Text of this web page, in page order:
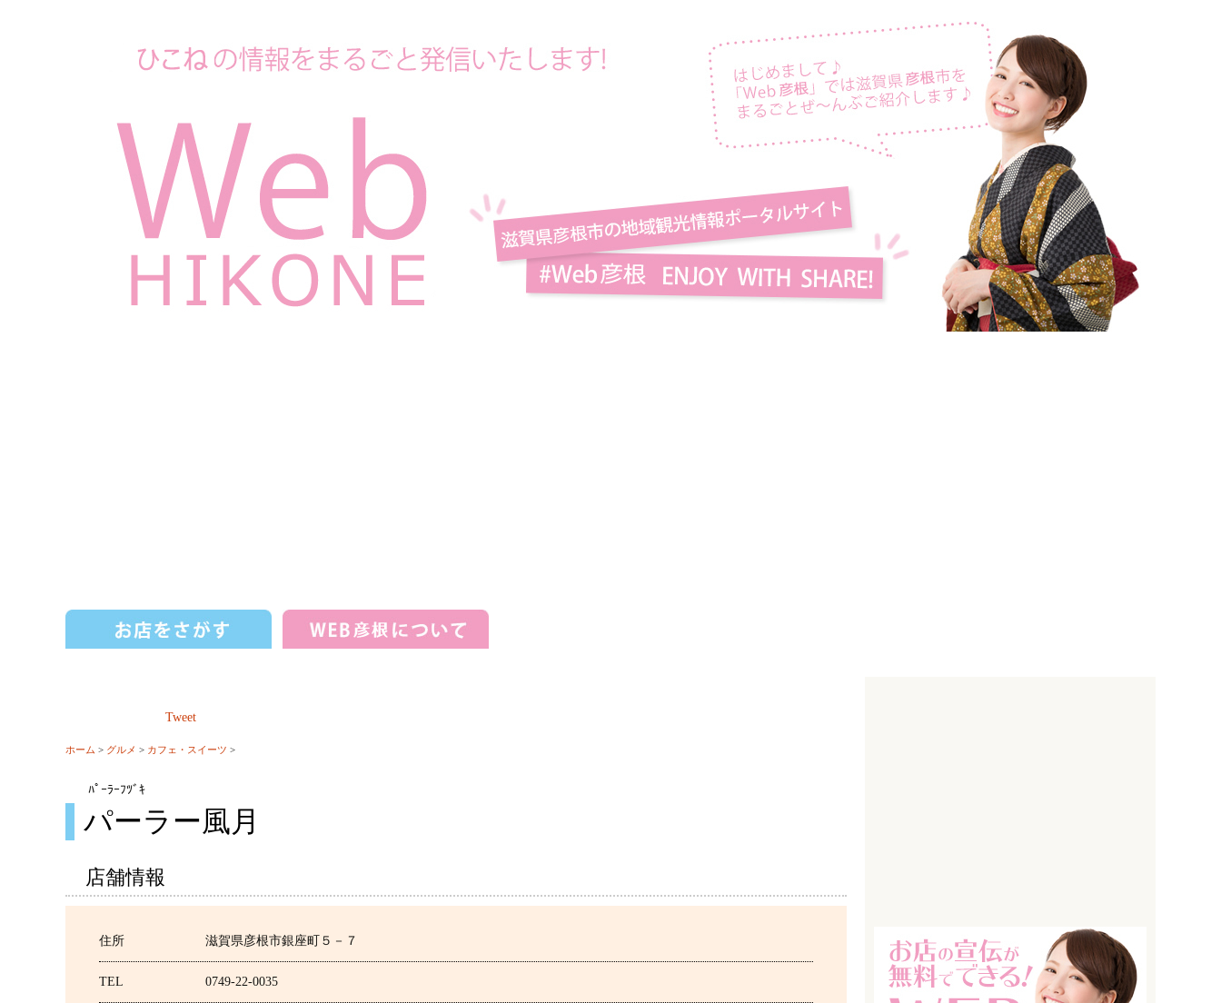
Tweet
ホーム > グルメ > カフェ・スイーツ >
ﾊﾟｰﾗｰﾌﾂﾞｷ
パーラー風月
店舗情報
住所 滋賀県彦根市銀座町５－７
TEL 0749-22-0035